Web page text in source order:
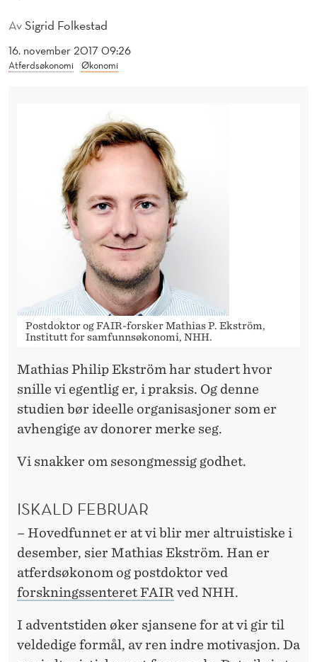
R
AvSigrid Folkestad
16. november 2017 09:26
Atferdsøkonomi Økonomi
Postdoktor og FAIR-forsker Mathias P. Ekström,
Institutt for samfunnsøkonomi, NHH.
Mathias Philip Ekström har studert hvor
snille vi egentlig er, i praksis. Og denne
studien bør ideelle organisasjoner som er
avhengige av donorer merke seg.
Vi snakker om sesongmessig godhet.
ISKALD FEBRUAR
– Hovedfunnet er at vi blir mer altruistiske i
desember, sier Mathias Ekström. Han er
atferdsøkonom og postdoktor ved
forskningssenteret FAIRved NHH.
I adventstiden øker sjansene for at vi gir til
veldedige formål, av ren indre motivasjon. Da